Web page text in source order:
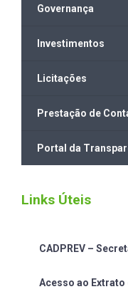
Governança
Investimentos
Licitações
Prestação de
Portal da
Links Úteis
CADPREV –
Acesso ao